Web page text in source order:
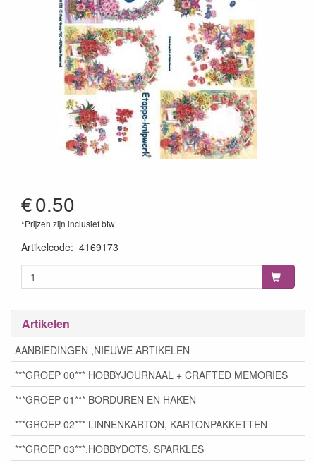
€0.50
*Prijzen zijn inclusief btw
Artikelcode: 4169173
Artikelen
AANBIEDINGEN ,NIEUWE ARTIKELEN
***GROEP 00*** HOBBYJOURNAAL + CRAFTED MEMORIES
***GROEP 01*** BORDUREN EN HAKEN
***GROEP 02*** LINNENKARTON, KARTONPAKKETTEN
***GROEP 03***,HOBBYDOTS, SPARKLES